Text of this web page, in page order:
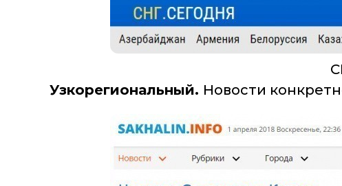
Узкорегиональный. Новости